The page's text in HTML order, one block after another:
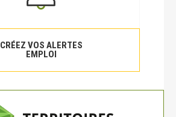
CRÉEZ VOS ALERTES
EMPLOI